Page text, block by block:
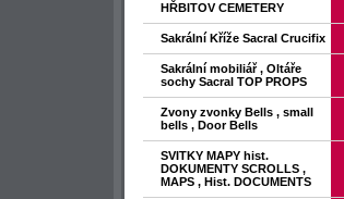
HŘBITOV CEMETERY
Sakrální Kříže Sacral Crucifix
Sakrální mobiliář , Oltáře
sochy Sacral TOP PROPS
Zvony zvonky Bells , small
bells , Door Bells
SVITKY MAPY hist.
DOKUMENTY SCROLLS ,
MAPS , Hist. DOCUMENTS